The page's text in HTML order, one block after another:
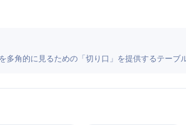
タを多角的に見るための「切り口」を提供するテーブ